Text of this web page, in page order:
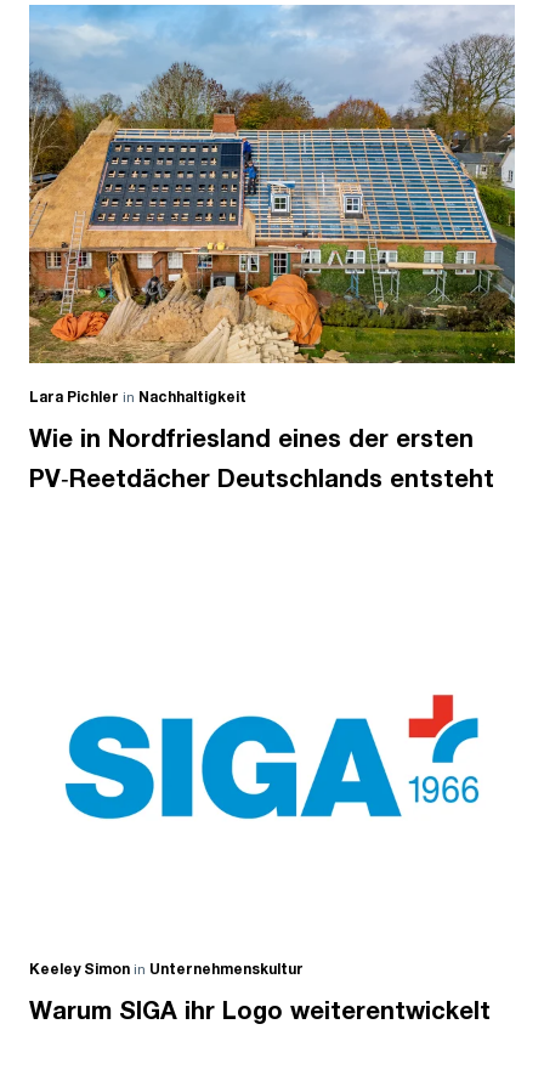
Lara Pichler in Nachhaltigkeit
Wie in Nordfriesland eines der ersten
PV‑Reetdächer Deutschlands entsteht
Keeley Simon in Unternehmenskultur
Warum SIGA ihr Logo weiterentwickelt